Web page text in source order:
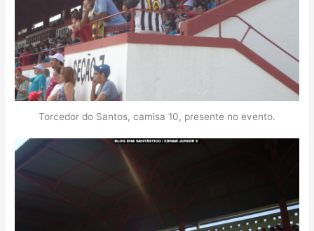
Torcedor do Santos, camisa 10, presente no evento.